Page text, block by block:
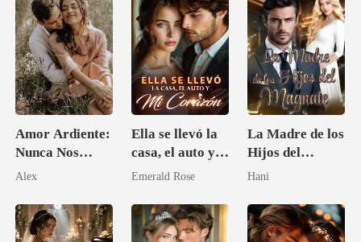
Amor Ardiente:
Nunca Nos
Separaremos
Alex
Ella se llevó la
casa, el auto y
mi corazón
Emerald Rose
La Madre de los
Hijos del
Magnate
Hani